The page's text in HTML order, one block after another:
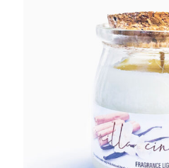
$17.99.
es:
$15.25.